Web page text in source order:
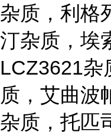
杂质，利格
汀杂质，埃
LCZ3621杂
质，艾曲波
杂质，托匹